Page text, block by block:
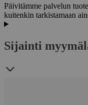
Päivitämme palvelun
kuitenkin tarkistamaan
Sijainti